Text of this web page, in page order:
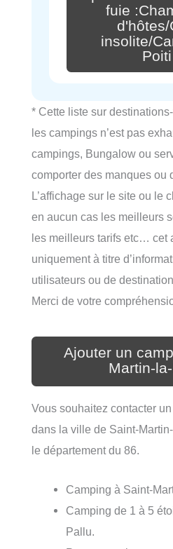
fuie
d'hôtes/
insolite/
Poiti
* Cette liste sur
les campings n’est pas
campings, Bungalow ou
comporter des manques ou
L’affichage sur le site ou le
en aucun cas les meilleurs
les meilleurs tarifs etc… cet
uniquement à titre
utilisateurs ou de
Merci de votre
Ajouter un
Martin-
Vous souhaitez contacter
dans la ville de Saint-
le département du 86.
Camping à Saint-
Camping de 1 à 5
Pallu.